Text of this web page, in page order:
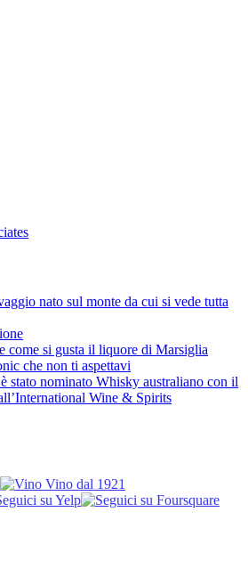
nato sul monte da cui si vede tutta
come si gusta il liquore di Marsiglia
che non ti aspettavi
stato nominato Whisky australiano con il
Wine & Spirits